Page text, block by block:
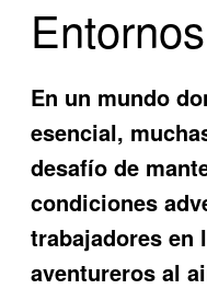
En un mundo
esencial,
desafío de
condiciones
trabajadores en
aventureros al